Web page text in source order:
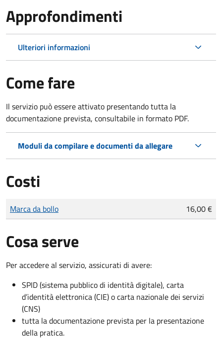
Approfondimenti
Ulteriori informazioni
Come fare
Il servizio può essere attivato presentando tutta la
documentazione prevista, consultabile in formato PDF.
Moduli da compilare e documenti da allegare
Costi
Tipo di pagamento
Importo
Marca da bollo 16,00 €
Cosa serve
Per accedere al servizio, assicurati di avere:
SPID (sistema pubblico di identità digitale), carta
d’identità elettronica (CIE) o carta nazionale dei servizi
(CNS)
tutta la documentazione prevista per la presentazione
della pratica.